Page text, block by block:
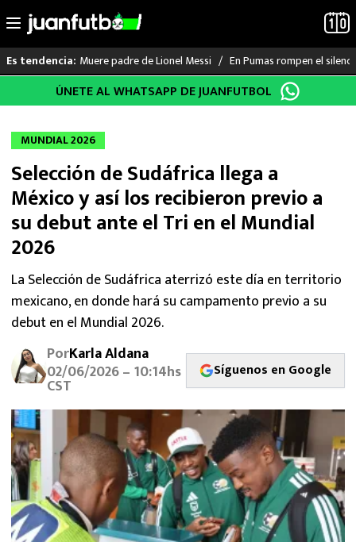
al
Es tendencia: Muere padre de Lionel Messi En Pumas rompen el
LO ÚLTIMO
LIGA MX
RAYADOS
PUMAS
ATLANTE
SELECCIÓN MEXICANA
FUTBOL INTERNACIONAL
MEXICANOS EN EL EXTRANJERO
FUTBOL ESTUFA
FÓRMULA 1
BOXEO
LIGA MX
ÚNETE AL WHATSAPP DE JUANFUTBOL
MUNDIAL 2026
Selección de Sudáfrica llega a
México y así los recibieron previo a
su debut ante el Tri en el Mundial
2026
La Selección de Sudáfrica aterrizó este día en territorio
mexicano, en donde hará su campamento previo a su
debut en el Mundial 2026.
PorKarla Aldana
02/06/2026 – 10:14hs
CST
Síguenos en Google